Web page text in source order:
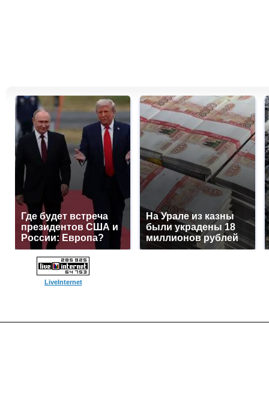
Где будет встреча
президентов США и
России: Европа?
На Урале из казны
были украдены 18
миллионов рублей
LiveInternet